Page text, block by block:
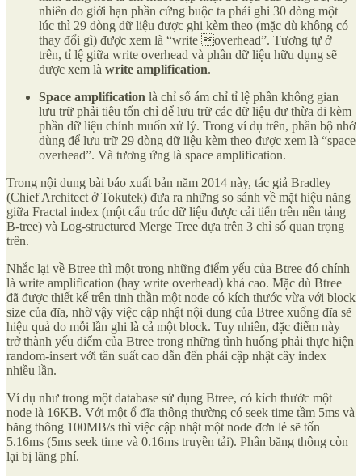
nhiên do giới hạn phần cứng buộc ta phải ghi 30 dòng một
lúc thì 29 dòng dữ liệu được ghi kèm theo (mặc dù không có
thay đổi gì) được xem là “write overhead”. Tương tự ở
trên, tỉ lệ giữa write overhead và phần dữ liệu hữu dụng sẽ
được xem là write amplification.
Space amplification là chỉ số ám chỉ tỉ lệ phần không gian
lưu trữ phải tiêu tốn chỉ để lưu trữ các dữ liệu dư thừa đi kèm
phần dữ liệu chính muốn xử lý. Trong ví dụ trên, phần bộ nhớ
dùng để lưu trữ 29 dòng dữ liệu kèm theo được xem là “space
overhead”. Và tương ứng là space amplification.
Trong nội dung bài báo xuất bản năm 2014 này, tác giả Bradley
(Chief Architect ở Tokutek) đưa ra những so sánh về mặt hiệu năng
giữa Fractal index (một cấu trúc dữ liệu được cải tiến trên nền tảng
B-tree) và Log-structured Merge Tree dựa trên 3 chỉ số quan trọng
trên.
Nhắc lại về Btree thì một trong những điểm yếu của Btree đó chính
là write amplification (hay write overhead) khá cao. Mặc dù Btree
đã được thiết kế trên tinh thần một node có kích thước vừa với block
size của đĩa, nhờ vậy việc cập nhật nội dung của Btree xuống đĩa sẽ
hiệu quả do mỗi lần ghi là cả một block. Tuy nhiên, đặc điểm này
trở thành yếu điểm của Btree trong những tình huống phải thực hiện
random-insert với tần suất cao dẫn đến phải cập nhật cây index
nhiều lần.
Ví dụ như trong một database sử dụng Btree, có kích thước một
node là 16KB. Với một ổ đĩa thông thường có seek time tầm 5ms và
băng thông 100MB/s thì việc cập nhật một node đơn lẻ sẽ tốn
5.16ms (5ms seek time và 0.16ms truyền tải). Phần băng thông còn
lại bị lãng phí.